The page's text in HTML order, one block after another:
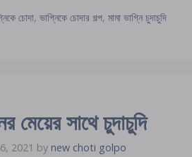
চোদা,ভাগ্নিকে চোদার গল্প,মামা ভাগ্নি চুদাচুদি
মেয়ের সাথে চুদাচুদি
2021 by new choti golpo